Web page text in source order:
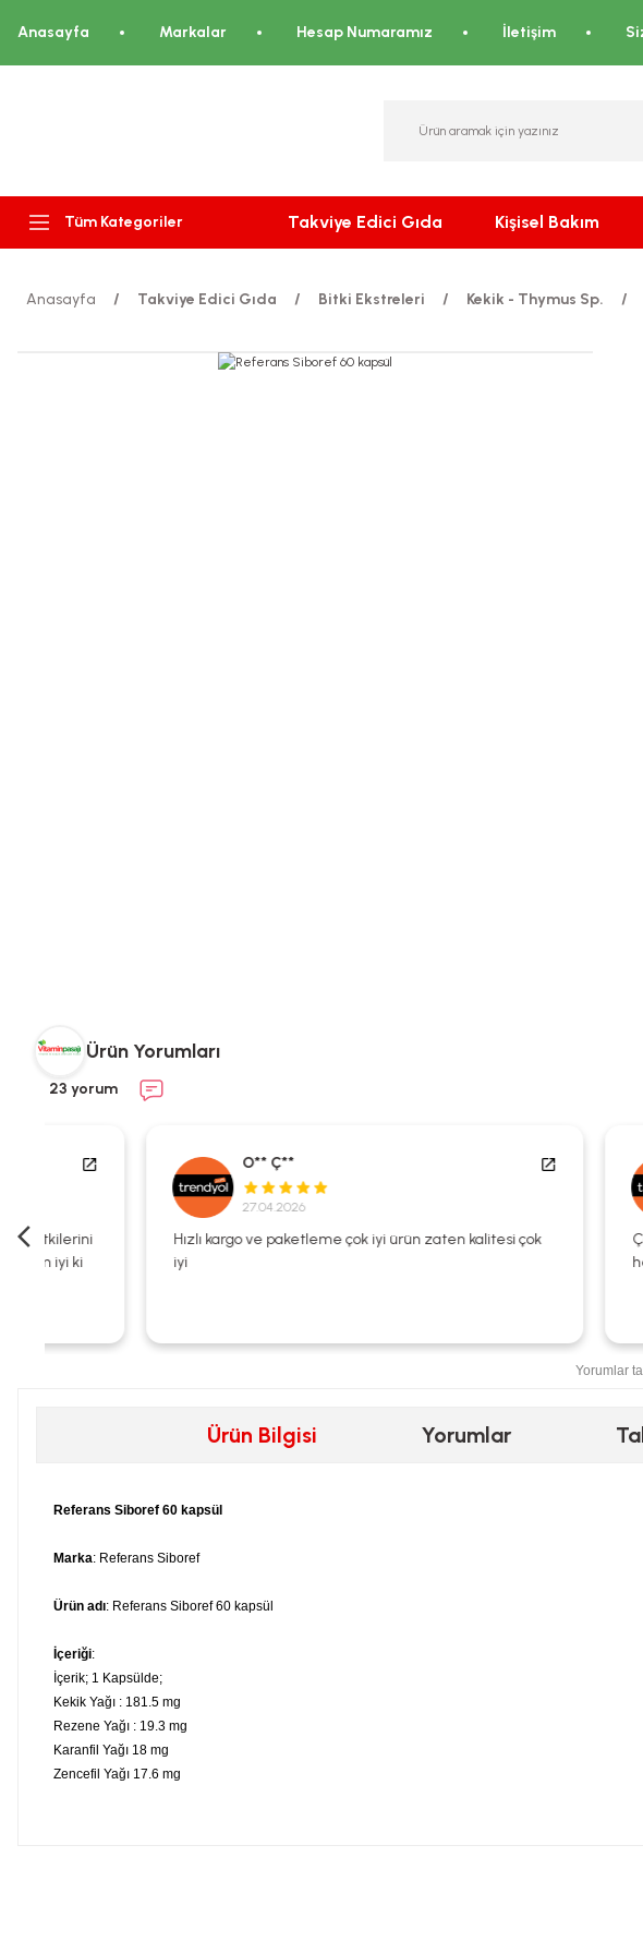
Anasayfa Markalar Hesap Numaramız İletişim
Tüm Kategoriler Takviye Edici Gıda Kişisel Bakım
Anasayfa Takviye Edici Gıda Bitki Ekstreleri Kekik - Thymus Sp.
Ürün Yorumları
23 yorum
O** Ç**
27.04.2026
Hızlı kargo ve paketleme çok iyi ürün zaten kalitesi çok
O**
Çok uzun
hediyeleriniz
Yorumlar
Ürün Bilgisi Yorumlar
Referans Siboref 60 kapsül
Marka: Referans Siboref
Ürün adı: Referans Siboref 60 kapsül
İçeriği:
İçerik; 1 Kapsülde;
Kekik Yağı : 181.5 mg
Rezene Yağı : 19.3 mg
Karanfil Yağı 18 mg
Zencefil Yağı 17.6 mg